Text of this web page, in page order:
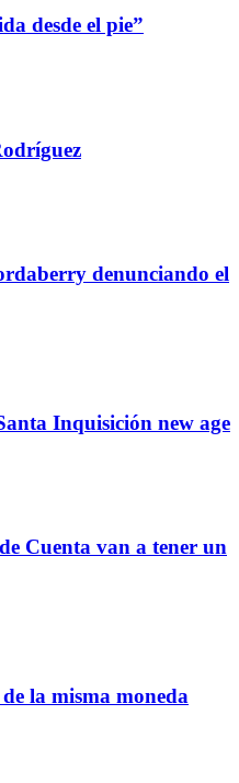
desde el pie”
denunciando el
Inquisición new age
Cuenta van a tener un
la misma moneda